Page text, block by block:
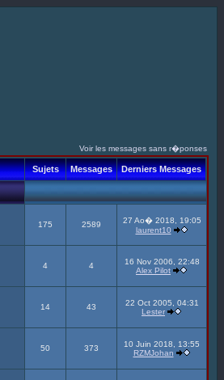
Voir les messages sans r�ponses
Sujets Messages Derniers Messages
175 2589
27 Ao� 2018, 19:05
laurent10
4 4
16 Nov 2006, 22:48
Alex Pilot
14 43
22 Oct 2005, 04:31
Lester
50 373
10 Juin 2018, 13:55
RZMJohan